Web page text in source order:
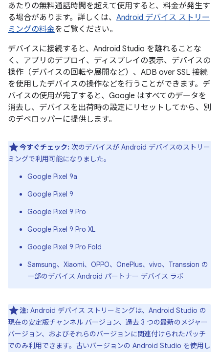
あたりの無料通話時間を超えて使用すると、料金が発生す
る場合があります。詳しくは、 Android デバイス ストリー
ミングの料金をご覧ください。
デバイスに接続すると、Android Studio を離れることな
く、アプリのデプロイ、ディスプレイの表示、デバイスの
操作（デバイスの回転や展開など）、ADB over SSL 接続
を使用したデバイスの操作などを行うことができます。デ
バイスの使用が完了すると、Google はすべてのデータを
消去し、デバイスを出荷時の設定にリセットしてから、別
のデベロッパーに提供します。
今すぐチェック: 次のデバイスが Android デバイスのストリー
ミングで利用可能になりました。
Google Pixel 9a
Google Pixel 9
Google Pixel 9 Pro
Google Pixel 9 Pro XL
Google Pixel 9 Pro Fold
Samsung、Xiaomi、OPPO、OnePlus、vivo、Transsion の
一部のデバイス Android パートナー デバイス ラボ
注: Android デバイス ストリーミングは、Android Studio の
現在の安定版チャンネル バージョン、過去 3 つの最新のメジャー
バージョン、およびそれらのバージョンに関連付けられたパッチ
でのみ利用できます。古いバージョンの Android Studio を使用し